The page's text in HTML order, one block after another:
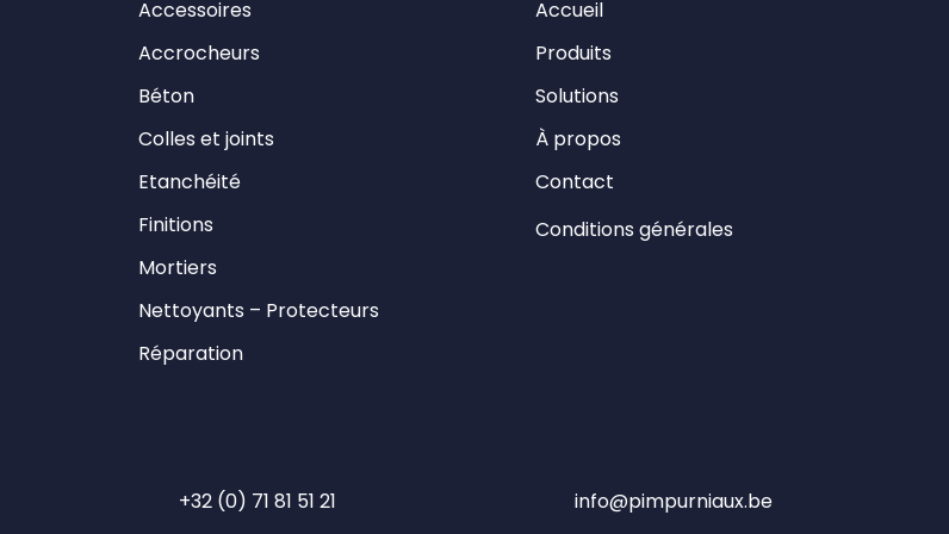
Accessoires
Accrocheurs
Béton
Colles et joints
Etanchéité
Finitions
Mortiers
Nettoyants – Protecteurs
Réparation
Accueil
Produits
Solutions
À propos
Contact
Conditions générales
+32 (0) 71 81 51 21 info@pimpurniaux.be